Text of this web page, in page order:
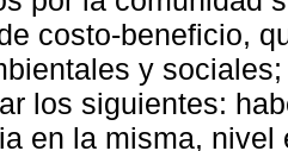
costo-beneficio,
y
los siguientes:
en la misma,